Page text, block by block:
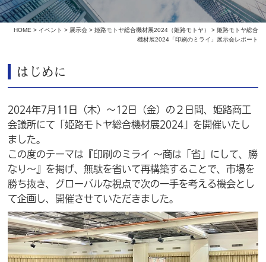
HOME> イベント > 展示会> 姫路モトヤ総合機材展2024（姫路モトヤ）
> 姫路モトヤ総合
機材展2024「印刷のミライ」展示会レポート
はじめに
2024年7月11日（木）～12日（金）の２日間、姫路商工
会議所にて「姫路モトヤ総合機材展2024」を開催いたし
ました。
この度のテーマは『印刷のミライ ～商は「省」にして、勝
なり～』を掲げ、無駄を省いて再構築することで、市場を
勝ち抜き、グローバルな視点で次の一手を考える機会とし
て企画し、開催させていただきました。